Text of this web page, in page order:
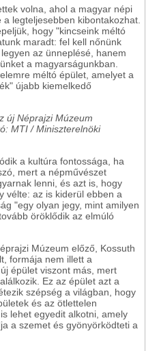
volna, ahol a magyar népi
legteljesebben kibontakozhat.
hogy "kincseink méltó
maradt: fel kell nőnünk
az ünneplésé, hanem
a magyarságunkban.
méltó épület, amelyet a
újabb kiemelkedő
új Néprajzi Múzeum
MTI / Miniszterelnöki
a kultúra fontossága, ha
mert a népművészet
lenni, és azt is, hogy
vélte: az is kiderül ebben a
"egy olyan jegy, mint amilyen
öröklődik az elmúló
Múzeum előző, Kossuth
formája nem illett a
épület viszont más, mert
Ez az épület azt a
szépség a világban, hogy
és az ötlettelen
lehet egyedit alkotni, amely
a szemet és gyönyörködteti a